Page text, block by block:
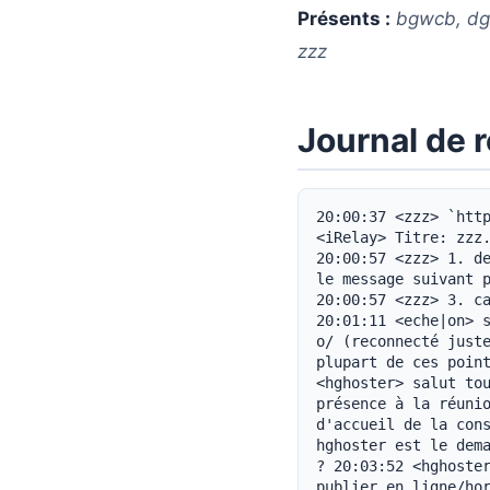
Présents : bgwcb,
zzz
Journal de
20:00:37 <zzz> `http://zzz.i2p/topics/1618` 20:00:43 <bgwcb> eh bien, on démarre ? 20:00:46 <iRelay> Titre: zzz.i2p: Réunion mar. 6 mai - 20 h UTC (sur zzz.i2p) 20:00:57 <zzz> 0. Salut 20:00:57 <zzz> 1. demande d'ajout de hiddengate.i2p sur la page d'accueil de la console (voir le message suivant pour les détails) 20:00:57 <zzz> 2. OMGWTFBBQ en Europe cet été - echelon 20:00:57 <zzz> 3. calendrier de sortie 0.9.13 20:01:06 <zzz> 0. Salut 20:01:09 <zzz> bonjour 20:01:11 <eche|on> salut ! 20:01:15 <psi> bonjour 20:01:16 <topiltzin> salut 20:01:23 <nombra> o/ (reconnecté juste à temps) 20:01:38 <kytv> hola 20:01:49 <Yi> c'est quoi ? 20:01:50 <zzz> La plupart de ces points devraient être courts, limitons-les à 15 minutes chacun 20:02:00 <hghoster> salut tout le monde 20:02:05 * mokosoul s'éclipse avant que quiconque ne remarque sa présence à la réunion. 20:02:08 <zzz> 1. demande d'ajout de hiddengate.i2p sur la page d'accueil de la console 20:02:16 <zzz> voir le lien ci-dessus pour les détails 20:02:42 <zzz> hghoster est le demandeur pour hiddengate.i2p. pourrais-tu nous en dire un peu plus sur le site ? 20:03:52 <hghoster> HiddenGate est un projet pour les utilisateurs russes d'I2P. Objectif : publier en ligne/hors ligne le journal « Vestnik I2P » qui présente I2P et explique comment y accéder. 20:04:00 <hghoster> nous avons un wiki, un forum, un imboard 20:04:06 <EinMByte> Salut 20:04:47 <EinMByte> hghoster : donc... on peut dire que c'est une sorte de site d'aide ? 20:05:03 <hghoster> donc... nous avons déjà publié la première version du journal. quelques gars continuent aussi de remplir le wiki avec de nouveaux articles techniques 20:05:04 <kytv> pour plus de commodité, les ToS en EN : `http://hiddengate.i2p/wiki/ToS#Terms_of_Service` 20:05:04 <zzz> ok, merci. Quelqu'un a des questions ou des commentaires ? J'aimerais particulièrement avoir des retours de russophones 20:05:08 <iRelay> Titre: HiddenGate Wiki: HiddenGate Wiki (sur hiddengate.i2p) 20:05:27 <bgwcb> hghoster : imageboard censurée, mais c'est probablement bien car nous, bons